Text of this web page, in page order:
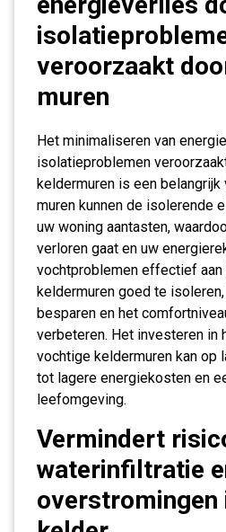
veroorzaakt
muren
Het minimaliseren van
isolatieproblemen
keldermuren is een
muren kunnen de isolerende
uw woning aantasten,
verloren gaat en uw
vochtproblemen effectief aan
keldermuren goed te
besparen en het
verbeteren. Het investeren in
vochtige keldermuren kan op
tot lagere energiekosten en
leefomgeving.
Vermindert
waterinfiltratie
overstromingen